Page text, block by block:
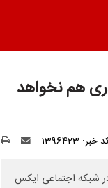
هم نخواهد
خبر: 1396423
شبکه اجتماعی ایکس